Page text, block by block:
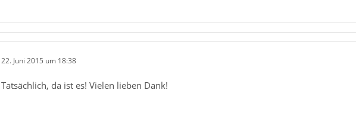
22. Juni 2015 um 18:38
Tatsächlich, da ist es! Vielen lieben Dank!